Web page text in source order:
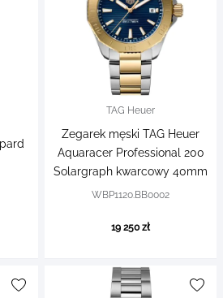
TAG Heuer
Zegarek męski TAG Heuer
Aquaracer Professional 200
Solargraph kwarcowy 40mm
WBP1120.BB0002
19 250 zł